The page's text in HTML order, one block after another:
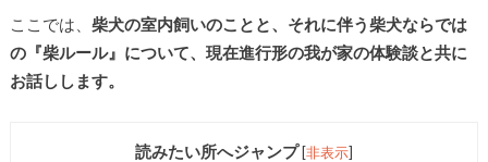
ここでは、 柴犬の室内飼いのことと、それに伴う柴犬ならでは
の『柴ルール』について、現在進行形の我が家の体験談と共に
お話しします。
読みたい所へジャンプ [非表示]